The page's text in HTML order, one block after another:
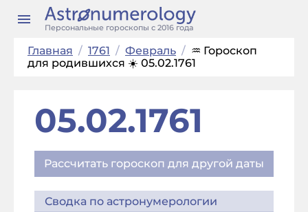
Персональные гороскопы с 2016 года
Главная / 1761 / Февраль / ♒ Гороскоп
для родившихся ☀️ 05.02.1761
05.02.1761
Рассчитать гороскоп для другой даты
Сводка по астронумерологии